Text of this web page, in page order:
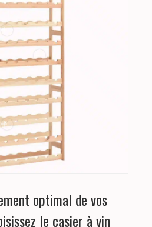
optimal de vos
le casier à vin